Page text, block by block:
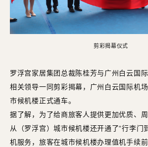
剪彩揭幕仪式
罗浮宫家居集团总裁陈桂芳与广州白云国
相关领导一同剪彩揭幕，广州白云国际机
市候机楼正式通车。
据了解，为了给商旅客人提供更加优质、
从（罗浮宫）城市候机楼还开通了“行李门
机服务，旅客在城市候机楼办理值机手续